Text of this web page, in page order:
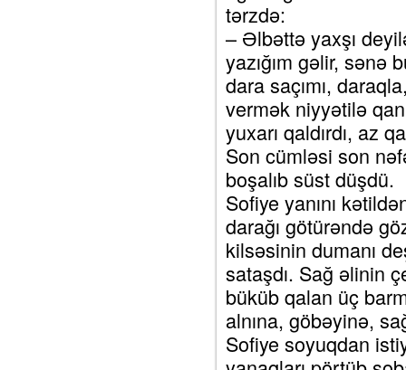
tərzdə:
– Əlbəttə yaxşı
yazığım gəlir, sənə
dara saçımı,
vermək niyyətilə
yuxarı qaldırdı, az
Son cümləsi son
boşalıb süst düşdü.
Sofiye yanını
darağı götürəndə
kilsəsinin dumanı
sataşdı. Sağ əlinin
büküb qalan üç
alnına, göbəyinə,
Sofiye soyuqdan